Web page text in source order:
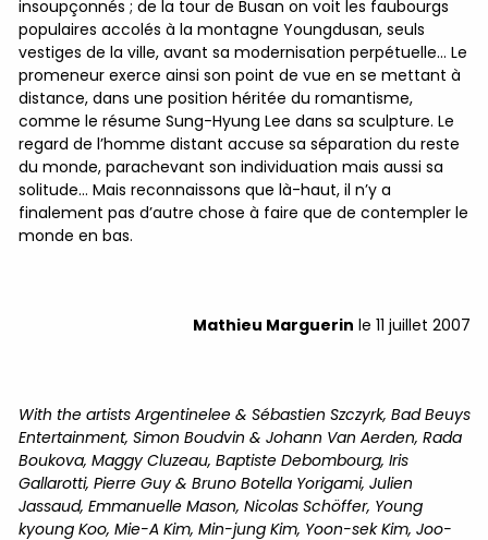
insoupçonnés ; de la tour de Busan on voit les faubourgs
populaires accolés à la montagne Youngdusan, seuls
vestiges de la ville, avant sa modernisation perpétuelle… Le
promeneur exerce ainsi son point de vue en se mettant à
distance, dans une position héritée du romantisme,
comme le résume Sung-Hyung Lee dans sa sculpture. Le
regard de l’homme distant accuse sa séparation du reste
du monde, parachevant son individuation mais aussi sa
solitude… Mais reconnaissons que là-haut, il n’y a
finalement pas d’autre chose à faire que de contempler le
monde en bas.
Mathieu Marguerin le 11 juillet 2007
With the artists Argentinelee & Sébastien Szczyrk, Bad Beuys
Entertainment, Simon Boudvin & Johann Van Aerden, Rada
Boukova, Maggy Cluzeau, Baptiste Debombourg, Iris
Gallarotti, Pierre Guy & Bruno Botella Yorigami, Julien
Jassaud, Emmanuelle Mason, Nicolas Schöffer, Young
kyoung Koo, Mie-A Kim, Min-jung Kim, Yoon-sek Kim, Joo-